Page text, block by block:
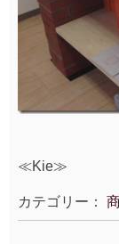
≪Kie≫
カテゴリー：